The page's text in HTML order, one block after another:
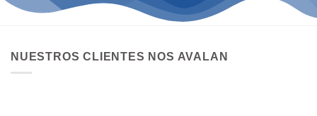
NUESTROS CLIENTES NOS AVALAN